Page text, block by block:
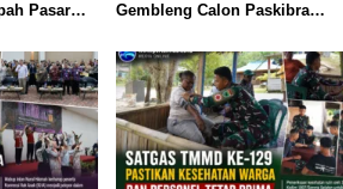
Pasar
Gembleng Calon Paskibra
81 RI